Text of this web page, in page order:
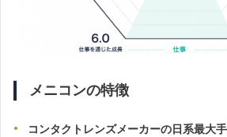
メニコンの特徴
コンタクトレンズメーカーの日系最大手